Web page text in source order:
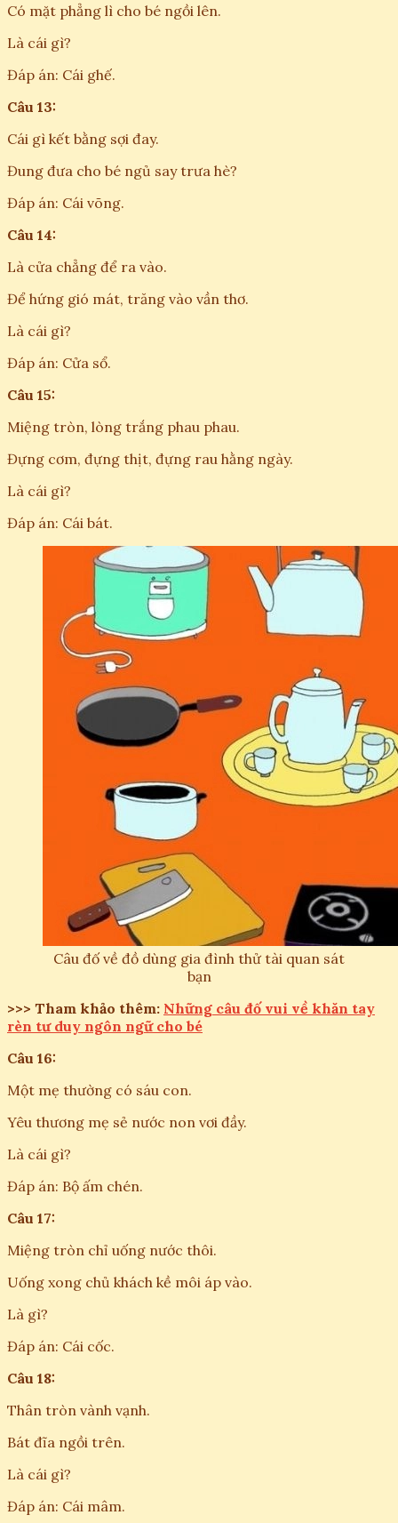
Có mặt phẳng lì cho bé ngồi lên.
Là cái gì?
Đáp án: Cái ghế.
Câu 13:
Cái gì kết bằng sợi đay.
Đung đưa cho bé ngủ say trưa hè?
Đáp án: Cái võng.
Câu 14:
Là cửa chẳng để ra vào.
Để hứng gió mát, trăng vào vần thơ.
Là cái gì?
Đáp án: Cửa sổ.
Câu 15:
Miệng tròn, lòng trắng phau phau.
Đựng cơm, đựng thịt, đựng rau hằng ngày.
Là cái gì?
Đáp án: Cái bát.
Câu đố về đồ dùng gia đình thử tài quan sát
bạn
>>> Tham khảo thêm: Những câu đố vui về khăn tay
rèn tư duy ngôn ngữ cho bé
Câu 16:
Một mẹ thường có sáu con.
Yêu thương mẹ sẻ nước non vơi đầy.
Là cái gì?
Đáp án: Bộ ấm chén.
Câu 17:
Miệng tròn chỉ uống nước thôi.
Uống xong chủ khách kề môi áp vào.
Là gì?
Đáp án: Cái cốc.
Câu 18:
Thân tròn vành vạnh.
Bát đĩa ngồi trên.
Là cái gì?
Đáp án: Cái mâm.